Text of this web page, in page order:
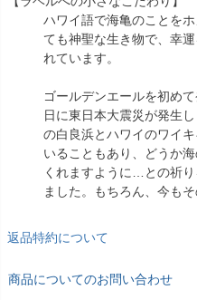
ハワイ語で海亀のことを
ても神聖な生き物で、幸
れています。
ゴールデンエールを初め
日に東日本大震災が発生
の白良浜とハワイのワイ
いることもあり、どうか
くれますように…との祈
ました。もちろん、今も
返品特約について
商品についてのお問い合わせ